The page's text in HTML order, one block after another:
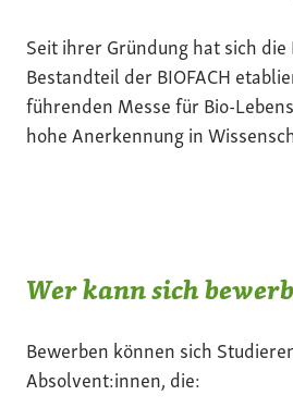
Seit ihrer Gründung hat sich die
Bestandteil der BIOFACH
führenden Messe für Bio-
hohe Anerkennung in
Wer kann sich
Bewerben können sich
Absolvent:innen, die: